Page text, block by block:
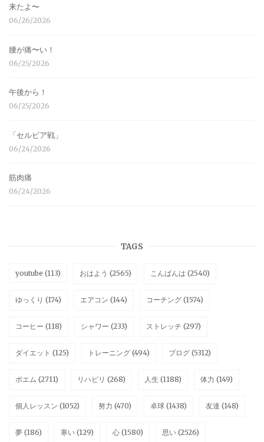
来たよ〜
06/26/2026
腰が痛〜い！
06/25/2026
午後から！
06/25/2026
「セルビア戦」
06/24/2026
筋肉痛
06/24/2026
TAGS
youtube (113) おはよう (2565) こんばんは (2540)
ゆっくり (174) エアコン (144) コーチング (1574)
コーヒー (118) シャワー (233) ストレッチ (297)
ダイエット (125) トレーニング (494) ブログ (5312)
ポエム (2711) リハビリ (268) 人生 (1188) 体力 (149)
個人レッスン (1052) 努力 (470) 卓球 (1438) 友達 (148)
夢 (186) 寒い (129) 心 (1580) 思い (2526)